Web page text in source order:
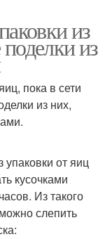
из
из
пока в сети
из них,
от яиц
кусочками
Из такого
слепить